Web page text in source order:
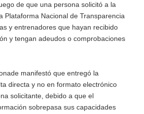
de que una persona solicitó a la
Plataforma Nacional de Transparencia
y entrenadores que hayan recibido
y tengan adeudos o comprobaciones
manifestó que entregó la
directa y no en formato electrónico
solicitante, debido a que el
sobrepasa sus capacidades